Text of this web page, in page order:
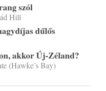
szól
Hill
dűlős
akkor Új-Zéland?
(Hawke’s Bay)